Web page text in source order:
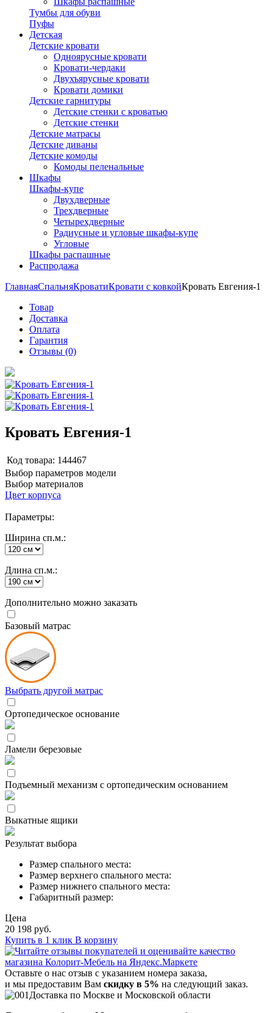
Тумбы для обуви
Пуфы
Детская
Детские кровати
Одноярусные кровати
Кровати-чердаки
Двухъярусные кровати
Кровати домики
Детские гарнитуры
Детские стенки с кроватью
Детские стенки
Детские матрасы
Детские диваны
Детские комоды
Комоды пеленальные
Шкафы
Шкафы-купе
Двухдверные
Трехдверные
Четырехдверные
Радиусные и угловые шкафы-купе
Угловые
Шкафы распашные
Распродажа
ГлавнаяСпальняКроватиКровати с ковкойКровать Евгения-1
Товар
Доставка
Оплата
Гарантия
Отзывы (0)
Кровать Евгения-1
Код товара: 144467
Выбор параметров модели
Выбор материалов
Цвет корпуса
Параметры:
Ширина сп.м.:
Длина сп.м.:
Дополнительно можно заказать
Базовый матрас
Выбрать другой матрас
Ортопедическое основание
Ламели березовые
Подъемный механизм с ортопедическим основанием
Выкатные ящики
Результат выбора
Размер спального места:
Размер верхнего спального места:
Размер нижнего спального места:
Габаритный размер:
Цена
20 198 руб.
Купить в 1 клик В корзину
Оставьте о нас отзыв с указанием номера заказа,
и мы предоставим Вам скидку в 5% на следующий заказ.
Доставка по Москве и Московской области